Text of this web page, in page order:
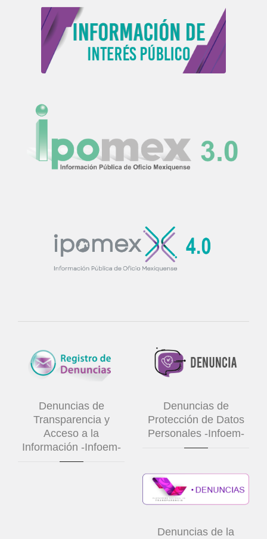
Denuncias de
Transparencia y
Acceso a la
Información -Infoem-
Denuncias de
Protección de Datos
Personales -Infoem-
Denuncias de la